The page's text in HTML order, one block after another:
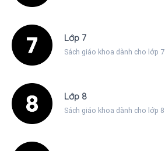
Lớp 7
Sách giáo khoa dành cho lớp 7
Lớp 8
Sách giáo khoa dành cho lớp 8